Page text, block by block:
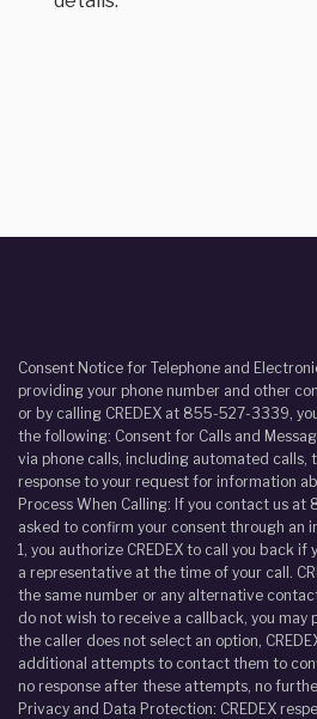
Consent Notice for Telephone and
providing your phone number and other
or by calling CREDEX at 855-527-3339,
the following: Consent for Calls and
via phone calls, including automated calls,
response to your request for information
Process When Calling: If you contact us
asked to confirm your consent through an
1, you authorize CREDEX to call you back
a representative at the time of your call.
the same number or any alternative
do not wish to receive a callback, you may
the caller does not select an option,
additional attempts to contact them to
no response after these attempts, no
Privacy and Data Protection: CREDEX